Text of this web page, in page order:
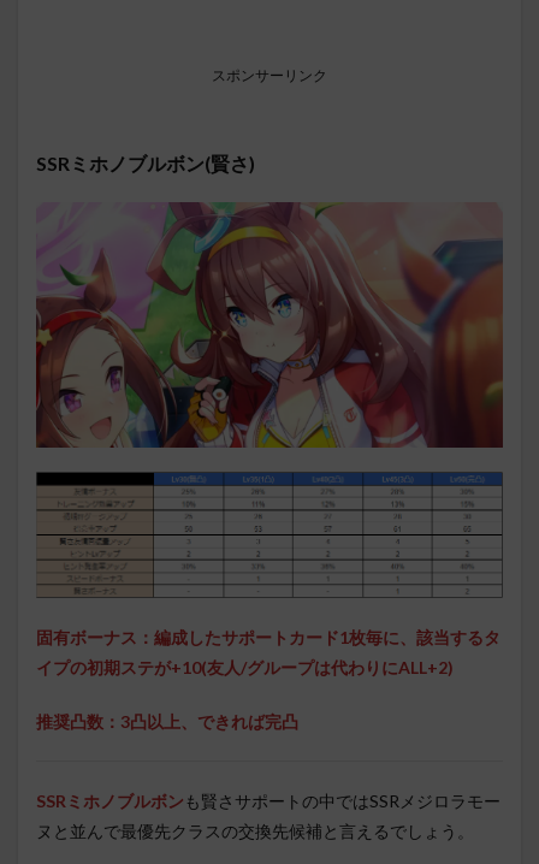
スポンサーリンク
SSRミホノブルボン(賢さ)
固有ボーナス： 編成したサポートカード1枚毎に、該当するタ
イプの初期ステが+10(友人/グループは代わりにALL+2)
推奨凸数：3凸以上、できれば完凸
SSRミホノブルボン も賢さサポートの中ではSSRメジロラモー
ヌと並んで最優先クラスの交換先候補と言えるでしょう。